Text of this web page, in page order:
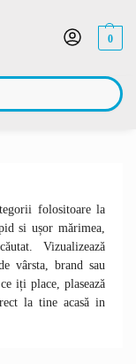
Caută
0
Vezi oferta noastră la
copii👇
folositoare la
si ușor mărimea,
Vizualizează
vârsta, brand sau
iți place, plasează
la tine acasă in